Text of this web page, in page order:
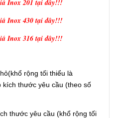
Inox 201 tại đây!!!
Inox 430 tại đây!!!
Inox 316 tại đây!!!
rộng tối thiểu là
kích thước yêu cầu (theo số
thước yêu cầu (khổ rộng tối